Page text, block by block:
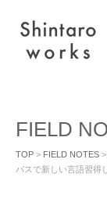
FIELD
TOP > FIELD NOTES >
パスで新しい言語習得